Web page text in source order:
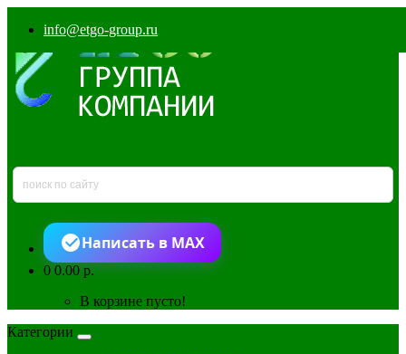
info@etgo-group.ru
Написать в MAX
00.00 р.
В корзине пусто!
Категории